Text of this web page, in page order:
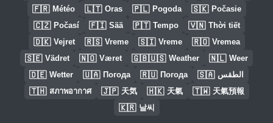
🇫🇷 Météo 🇱🇹 Oras 🇵🇱 Pogoda 🇸🇰 Počasie
🇨🇿 Počasí 🇫🇮 Sää 🇵🇹 Tempo 🇻🇳 Thời tiết
🇩🇰 Vejret 🇷🇸 Vreme 🇸🇮 Vreme 🇷🇴 Vremea
🇸🇪 Vädret 🇳🇴 Været 🇬🇧🇺🇸 Weather 🇳🇱 Weer
🇩🇪 Wetter 🇺🇦 Погода 🇷🇺 Погода 🇸🇦 الطقس
🇹🇭 สภาพอากาศ 🇯🇵 天気 🇭🇰 天氣 🇹🇼 天氣預報
🇰🇷 날씨